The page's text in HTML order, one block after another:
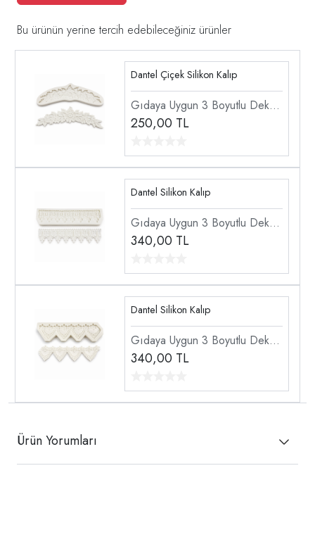
Bu ürünün yerine tercih edebileceğiniz ürünler
Dantel Çiçek Silikon Kalıp
Gıdaya Uygun 3 Boyutlu Dekor
Doku Dantel Şekillendirici
250,00 TL
Dantel Silikon Kalıp
Gıdaya Uygun 3 Boyutlu Dekor
Doku Dantel Şekillendirici
340,00 TL
Dantel Silikon Kalıp
Gıdaya Uygun 3 Boyutlu Dekor
Doku Dantel Şekillendirici
340,00 TL
Ürün Yorumları